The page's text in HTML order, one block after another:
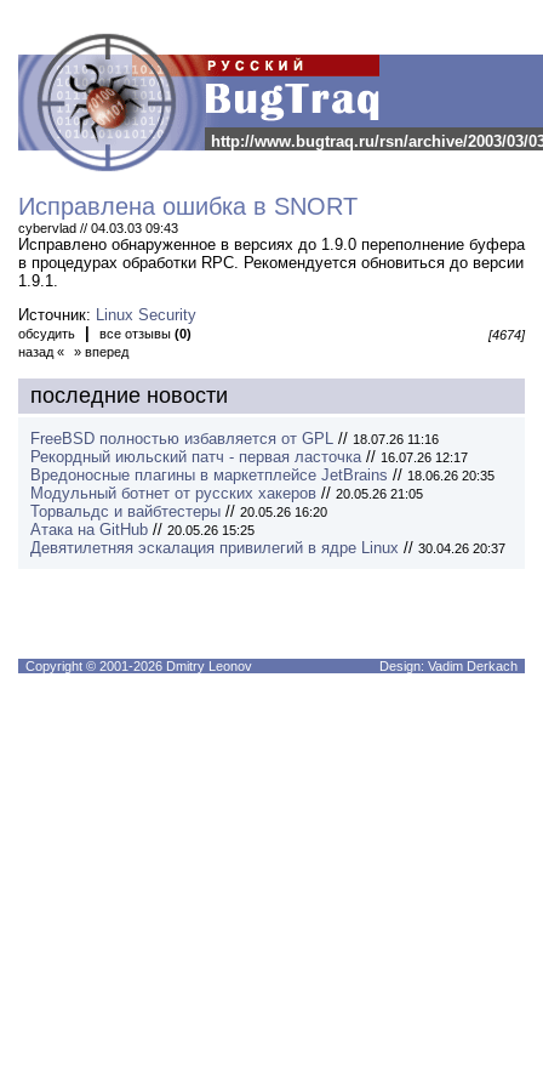
http://www.bugtraq.ru/rsn/archive/2003/03/
Исправлена ошибка в SNORT
cybervlad // 04.03.03 09:43
Исправлено обнаруженное в версиях до 1.9.0 переполнение буфера
в процедурах обработки RPC. Рекомендуется обновиться до версии
1.9.1.
Источник: Linux Security
обсудить все отзывы (0)
[4674]
назад «
» вперед
последние новости
FreeBSD полностью избавляется от GPL // 18.07.26 11:16
Рекордный июльский патч - первая ласточка// 16.07.26 12:17
Вредоносные плагины в маркетплейсе JetBrains // 18.06.26 20:35
Модульный ботнет от русских хакеров // 20.05.26 21:05
Торвальдс и вайбтестеры // 20.05.26 16:20
Атака на GitHub // 20.05.26 15:25
Девятилетняя эскалация привилегий в ядре Linux // 30.04.26 20:37
Copyright © 2001-2026 Dmitry Leonov Design: Vadim Derkach